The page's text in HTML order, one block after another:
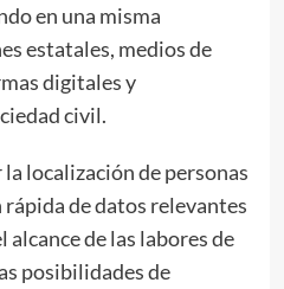
en una misma
estatales, medios de
digitales y
civil.
localización de personas
de datos relevantes
de las labores de
posibilidades de